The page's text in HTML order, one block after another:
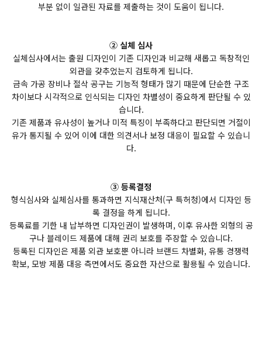
부분 없이 일관된 자료를 제출하는 것이 도움이 됩니다.
② 실체 심사
실체심사에서는 출원 디자인이 기존 디자인과 비교해 새롭고 독창적인
외관을 갖추었는지 검토하게 됩니다.
금속 가공 장비나 절삭 공구는 기능적 형태가 많기 때문에 단순한 구조
차이보다 시각적으로 인식되는 디자인 차별성이 중요하게 판단될 수 있
습니다.
기존 제품과 유사성이 높거나 미적 특징이 부족하다고 판단되면 거절이
유가 통지될 수 있어 이에 대한 의견서나 보정 대응이 필요할 수 있습니
다.
③ 등록결정
형식심사와 실체심사를 통과하면 지식재산처(구 특허청)에서 디자인 등
록 결정을 하게 됩니다.
등록료를 기한 내 납부하면 디자인권이 발생하며, 이후 유사한 외형의 공
구나 블레이드 제품에 대해 권리 보호를 주장할 수 있습니다.
등록된 디자인은 제품 외관 보호뿐 아니라 브랜드 차별화, 유통 경쟁력
확보, 모방 제품 대응 측면에서도 중요한 자산으로 활용될 수 있습니다.